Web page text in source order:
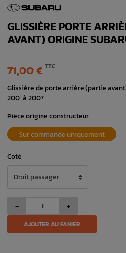
GLISSIÈRE PORTE
AVANT) ORIGINE
71,00 € TTC
Glissière de porte arrière (partie
2001 à 2007
Pièce origine constructeur
Sur commande uniquement
Coté
- +
AJOUTER AU PANIER